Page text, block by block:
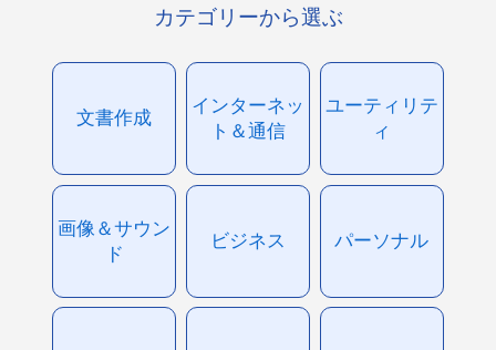
カテゴリーから選ぶ
文書作成
インターネッ
ト＆通信
ユーティリテ
ィ
画像＆サウン
ド
ビジネス パーソナル